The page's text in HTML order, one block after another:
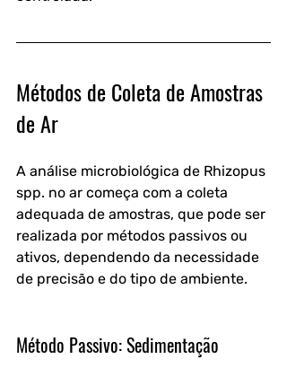
Métodos de Coleta de Amostras
de Ar
A análise microbiológica de Rhizopus
spp. no ar começa com a coleta
adequada de amostras, que pode ser
realizada por métodos passivos ou
ativos, dependendo da necessidade
de precisão e do tipo de ambiente.
Método Passivo: Sedimentação